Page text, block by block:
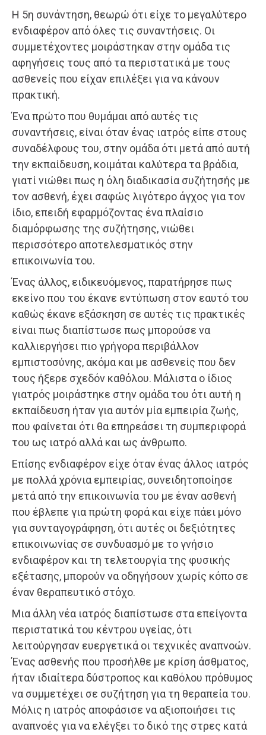
Η 5η συνάντηση, θεωρώ ότι είχε το μεγαλύτερο
ενδιαφέρον από όλες τις συναντήσεις. Οι
συμμετέχοντες μοιράστηκαν στην ομάδα τις
αφηγήσεις τους από τα περιστατικά με τους
ασθενείς που είχαν επιλέξει για να κάνουν
πρακτική.
Ένα πρώτο που θυμάμαι από αυτές τις
συναντήσεις, είναι όταν ένας ιατρός είπε στους
συναδέλφους του, στην ομάδα ότι μετά από αυτή
την εκπαίδευση, κοιμάται καλύτερα τα βράδια,
γιατί νιώθει πως η όλη διαδικασία συζήτησής με
τον ασθενή, έχει σαφώς λιγότερο άγχος για τον
ίδιο, επειδή εφαρμόζοντας ένα πλαίσιο
διαμόρφωσης της συζήτησης, νιώθει
περισσότερο αποτελεσματικός στην
επικοινωνία του.
Ένας άλλος, ειδικευόμενος, παρατήρησε πως
εκείνο που του έκανε εντύπωση στον εαυτό του
καθώς έκανε εξάσκηση σε αυτές τις πρακτικές
είναι πως διαπίστωσε πως μπορούσε να
καλλιεργήσει πιο γρήγορα περιβάλλον
εμπιστοσύνης, ακόμα και με ασθενείς που δεν
τους ήξερε σχεδόν καθόλου. Μάλιστα ο ίδιος
γιατρός μοιράστηκε στην ομάδα του ότι αυτή η
εκπαίδευση ήταν για αυτόν μία εμπειρία ζωής,
που φαίνεται ότι θα επηρεάσει τη συμπεριφορά
του ως ιατρό αλλά και ως άνθρωπο.
Επίσης ενδιαφέρον είχε όταν ένας άλλος ιατρός
με πολλά χρόνια εμπειρίας, συνειδητοποίησε
μετά από την επικοινωνία του με έναν ασθενή
που έβλεπε για πρώτη φορά και είχε πάει μόνο
για συνταγογράφηση, ότι αυτές οι δεξιότητες
επικοινωνίας σε συνδυασμό με το γνήσιο
ενδιαφέρον και τη τελετουργία της φυσικής
εξέτασης, μπορούν να οδηγήσουν χωρίς κόπο σε
έναν θεραπευτικό στόχο.
Μια άλλη νέα ιατρός διαπίστωσε στα επείγοντα
περιστατικά του κέντρου υγείας, ότι
λειτούργησαν ευεργετικά οι τεχνικές αναπνοών.
Ένας ασθενής που προσήλθε με κρίση άσθματος,
ήταν ιδιαίτερα δύστροπος και καθόλου πρόθυμος
να συμμετέχει σε συζήτηση για τη θεραπεία του.
Μόλις η ιατρός αποφάσισε να αξιοποιήσει τις
αναπνοές για να ελέγξει το δικό της στρες κατά